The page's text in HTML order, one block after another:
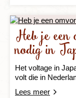
Heb je
nodig in
Het voltage in
volt die in
Lees meer